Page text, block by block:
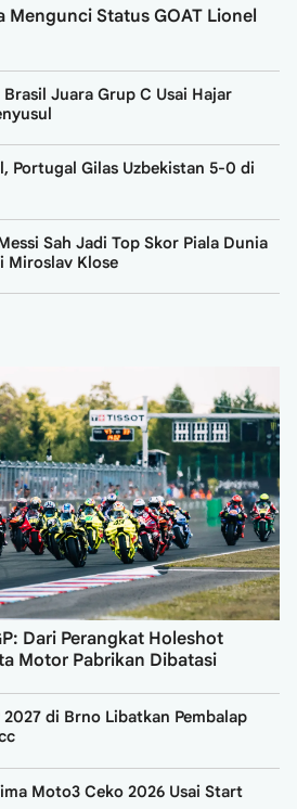
Mengunci Status GOAT Lionel
Juara Grup C Usai Hajar
Portugal Gilas Uzbekistan 5-0 di
Sah Jadi Top Skor Piala Dunia
Miroslav Klose
Dari Perangkat Holeshot
Motor Pabrikan Dibatasi
di Brno Libatkan Pembalap
Moto3 Ceko 2026 Usai Start